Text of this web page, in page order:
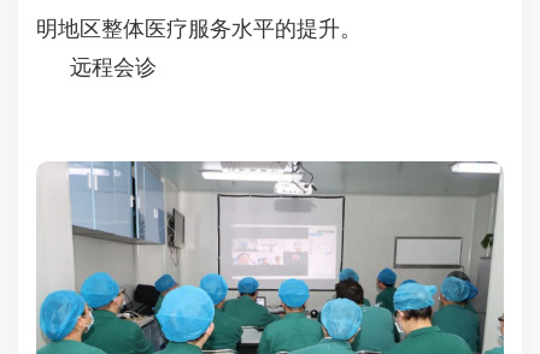
明地区整体医疗服务水平的提升。
远程会诊